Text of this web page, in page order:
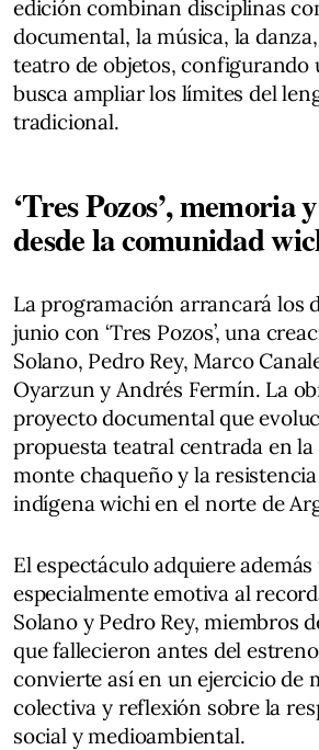
edición combinan disciplinas
documental, la música, la
teatro de objetos, configurando
busca ampliar los límites del
tradicional.
‘Tres Pozos’, memoria
desde la comunidad
La programación arrancará los
junio con ‘Tres Pozos’, una
Solano, Pedro Rey, Marco
Oyarzun y Andrés Fermín. La
proyecto documental que
propuesta teatral centrada en
monte chaqueño y la
indígena wichi en el norte de
El espectáculo adquiere
especialmente emotiva al
Solano y Pedro Rey, miembros
que fallecieron antes del
convierte así en un ejercicio de
colectiva y reflexión sobre la
social y medioambiental.